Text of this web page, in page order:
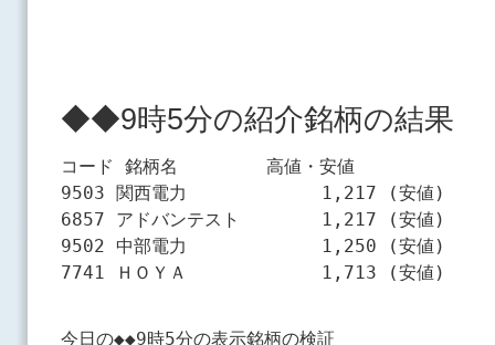
◆◆9時5分の紹介銘柄の結果
コード 銘柄名　　　　　高値・安値
9503 関西電力　　　　　　　 1,217 (安値)
6857 アドバンテスト　　　　 1,217 (安値)
9502 中部電力　　　　　　　 1,250 (安値)